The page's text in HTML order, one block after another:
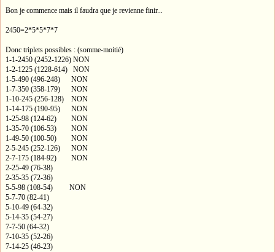
Bon je commence mais il faudra que je revienne finir...
2450=2*5*5*7*7
Donc triplets possibles : (somme-moitié)
1-1-2450 (2452-1226) NON
1-2-1225 (1228-614) NON
1-5-490 (496-248) NON
1-7-350 (358-179) NON
1-10-245 (256-128) NON
1-14-175 (190-95) NON
1-25-98 (124-62) NON
1-35-70 (106-53) NON
1-49-50 (100-50) NON
2-5-245 (252-126) NON
2-7-175 (184-92) NON
2-25-49 (76-38)
2-35-35 (72-36)
5-5-98 (108-54) NON
5-7-70 (82-41)
5-10-49 (64-32)
5-14-35 (54-27)
7-7-50 (64-32)
7-10-35 (52-26)
7-14-25 (46-23)